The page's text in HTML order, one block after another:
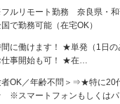
ルリモート勤務 奈良県・和
で勤務可能（在宅OK）
間に働けます！ ★単発（1日
仕事開始も可！ ★在…
者OK／年齢不問＞⇒★特に20
スマートフォンもしくはパ